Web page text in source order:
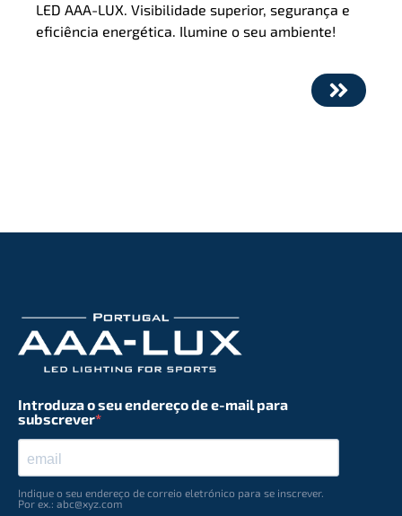
LED AAA-LUX. Visibilidade superior, segurança e
eﬁciência energética. Ilumine o seu ambiente!
Introduza o seu endereço de e-mail para
subscrever
Indique o seu endereço de correio eletrónico para se inscrever.
Por ex.: abc@xyz.com